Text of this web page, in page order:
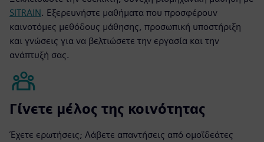
SITRAIN. Εξερευνήστε μαθήματα που προσφέρουν
καινοτόμες μεθόδους μάθησης, προσωπική υποστήριξη
και γνώσεις για να βελτιώσετε την εργασία και την
ανάπτυξή σας.
Γίνετε μέλος της κοινότητας
Έχετε ερωτήσεις; Λάβετε απαντήσεις από ομοϊδεάτες